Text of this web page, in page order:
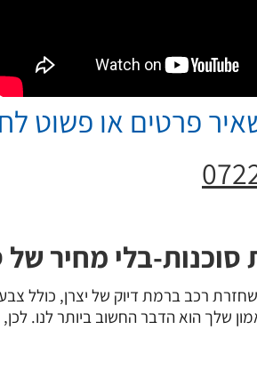
פרטים או פשוט
בלי מחיר של
רכב ברמת דיוק של יצרן, כולל
שלך הוא הדבר החשוב ביותר לנו.